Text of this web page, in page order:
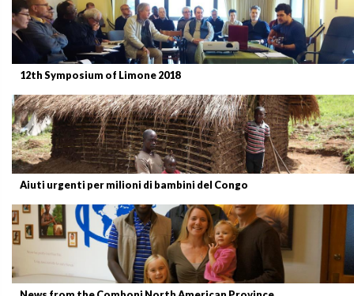
12th Symposium of Limone 2018
Aiuti urgenti per milioni di bambini del Congo